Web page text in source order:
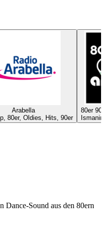
Arabella
80er, Oldies, Hits, 90er
80er
Dance-Sound aus den 80ern